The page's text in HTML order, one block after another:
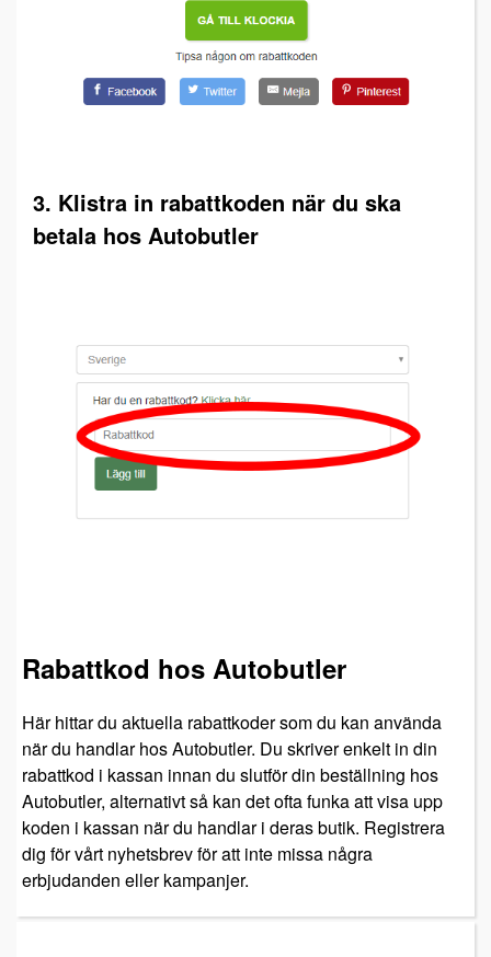
3. Klistra in rabattkoden när du ska
betala hos Autobutler
Rabattkod hos Autobutler
Här hittar du aktuella rabattkoder som du kan använda
när du handlar hos Autobutler. Du skriver enkelt in din
rabattkod i kassan innan du slutför din beställning hos
Autobutler, alternativt så kan det ofta funka att visa upp
koden i kassan när du handlar i deras butik. Registrera
dig för vårt nyhetsbrev för att inte missa några
erbjudanden eller kampanjer.